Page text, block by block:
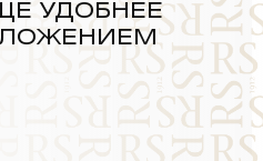
УДОБНЕЕ